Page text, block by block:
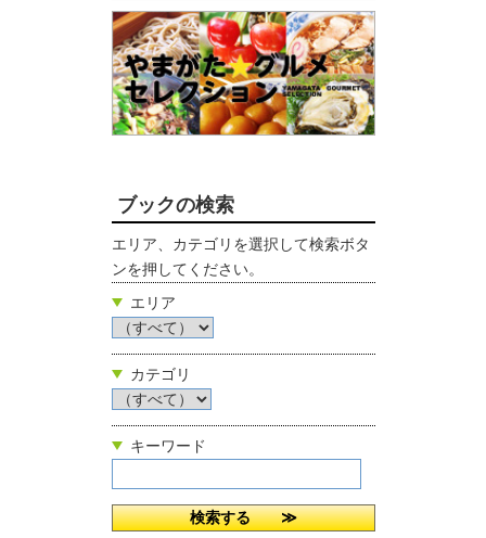
ブックの検索
エリア、カテゴリを選択して検索ボタ
ンを押してください。
エリア
カテゴリ
キーワード